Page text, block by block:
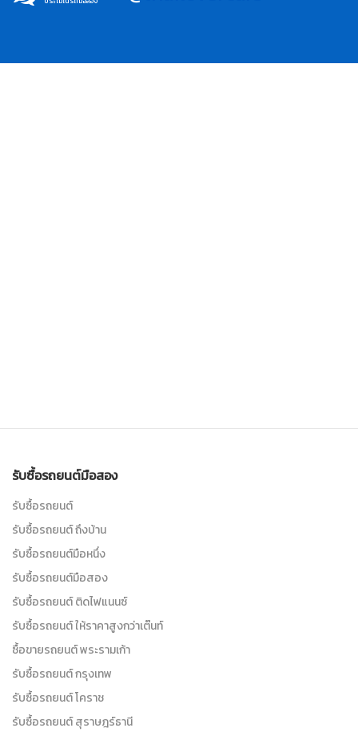
รับซื้อรถยนต์มือสอง
รับซื้อรถยนต์
รับซื้อรถยนต์ ถึงบ้าน
รับซื้อรถยนต์มือหนึ่ง
รับซื้อรถยนต์มือสอง
รับซื้อรถยนต์ ติดไฟแนนซ์
รับซื้อรถยนต์ ให้ราคาสูงกว่าเต๊นท์
ซื้อขายรถยนต์ พระรามเก้า
รับซื้อรถยนต์ กรุงเทพ
รับซื้อรถยนต์ โคราช
รับซื้อรถยนต์ สุราษฎร์ธานี